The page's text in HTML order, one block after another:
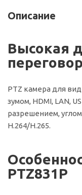
Описание
Высокая
PTZ камера для
зумом, HDMI, LAN,
разрешением,
H.264/H.265.
PTZ831P